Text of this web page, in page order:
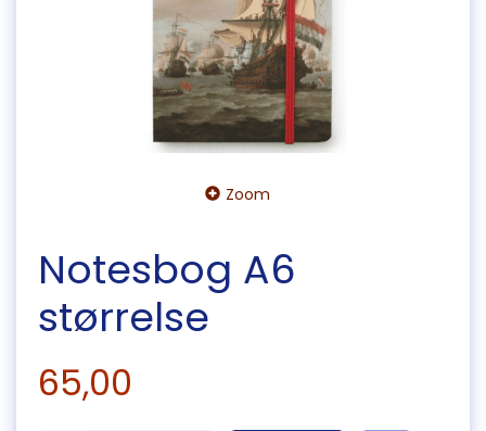
Zoom
Notesbog A6
størrelse
65,00